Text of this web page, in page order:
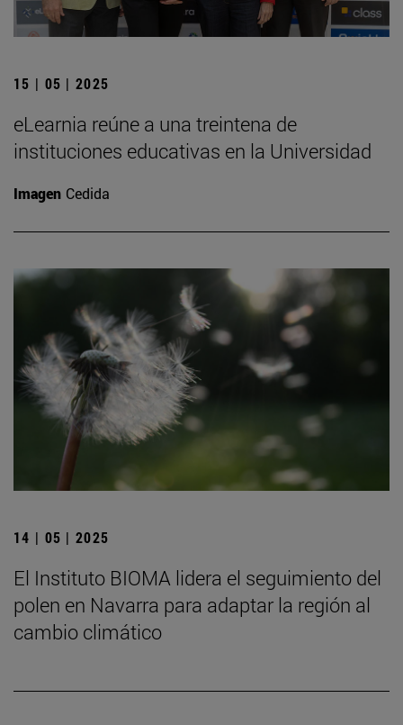
15 | 05 | 2025
eLearnia reúne a una treintena de
instituciones educativas en la Universidad
Imagen Cedida
14 | 05 | 2025
El Instituto BIOMA lidera el seguimiento del
polen en Navarra para adaptar la región al
cambio climático